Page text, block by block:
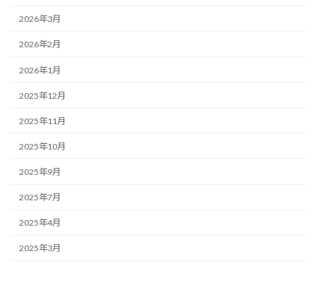
2026年3月
2026年2月
2026年1月
2025年12月
2025年11月
2025年10月
2025年9月
2025年7月
2025年4月
2025年3月